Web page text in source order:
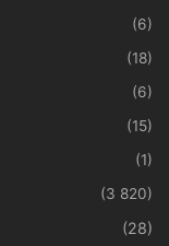
(6)
(18)
(6)
(15)
(1)
(3 820)
(28)